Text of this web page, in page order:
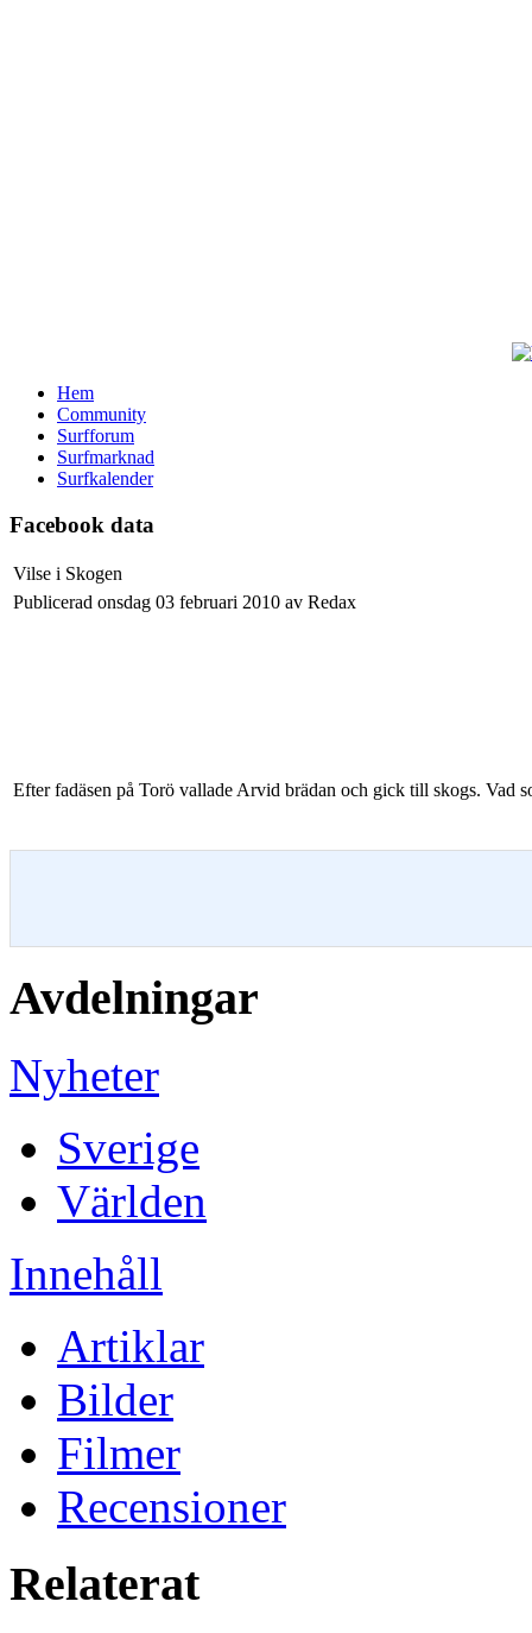
Hem
Community
Surfforum
Surfmarknad
Surfkalender
Facebook data
Vilse i Skogen
Publicerad onsdag 03 februari 2010 av Redax
Efter fadäsen på Torö vallade Arvid brädan och gick till skogs. Vad
Avdelningar
Nyheter
Sverige
Världen
Innehåll
Artiklar
Bilder
Filmer
Recensioner
Relaterat